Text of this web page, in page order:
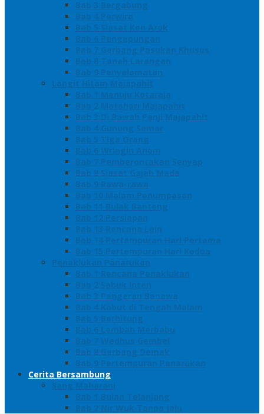
Bab 3 Bergabung
Bab 4 Perwira
Bab 5 Siasat Ken Arok
Bab 6 Pengepungan
Bab 7 Gerbang Pasukan Khusus
Bab 8 Tanah Larangan
Bab 9 Penyelamatan
Langit Hitam Majapahit
Bab 1 Menuju Kotaraja
Bab 2 Matahari Majapahit
Bab 3 Di Bawah Panji Majapahit
Bab 4 Gunung Semar
Bab 5 Tiga Orang
Bab 6 Wringin Anom
Bab 7 Pemberontakan Senyap
Bab 8 Siasat Gajah Mada
Bab 9 Rawa-rawa
Bab 10 Malam Penumpasan
Bab 11 Bulak Banteng
Bab 12 Persiapan
Bab 13 Rencana Lain
Bab 14 Pertempuran Hari Pertama
Bab 15 Pertempuran Hari Kedua
Penaklukan Panarukan
Bab 1 Rencana Penaklukan
Bab 2 Sabuk Inten
Bab 3 Pangeran Benawa
Bab 4 Kabut di Tengah Malam
Bab 5 Berhitung
Bab 6 Lembah Merbabu
Bab 7 Wedhus Gembel
Bab 8 Gerbang Demak
Bab 9 Pertempuran Panarukan
Cerita Bersambung
Sang Maharani
Bab 1 Bulan Telanjang
Bab 2 Nir Wuk Tanpa Jalu